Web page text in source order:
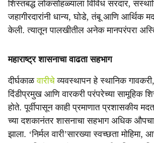
शिस्तबद्ध लोकसोहळ्याला विविध सरदार,
जहागीरदारांनी धान्य, घोडे, तंबू आणि आर्थिक
केली. त्यातून पालखीतील अनेक मानपरंपरा
महाराष्ट्र शासनाचा वाढता सहभाग
दीर्घकाळवारीचेव्यवस्थापन हे स्थानिक
दिंडीप्रमुख आणि वारकरी परंपरेच्या सामूहिक
होते. पूर्वीपासून काही प्रमाणात प्रशासकीय
च्या दशकानंतर शासनाचा सहभाग अधिक
झाला. ‘निर्मल वारी’सारख्या स्वच्छता मोहिमा,